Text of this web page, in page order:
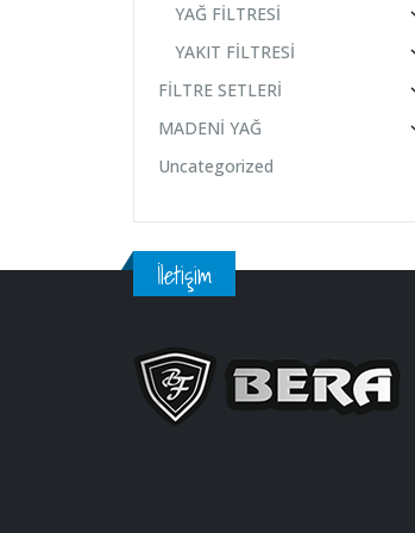
YAĞ FİLTRESİ
YAKIT FİLTRESİ
FİLTRE SETLERİ
MADENİ YAĞ
Uncategorized
İletişim